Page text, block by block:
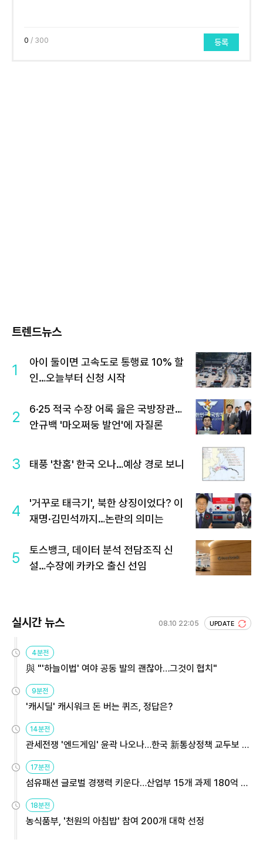
0 / 300 등록
트렌드뉴스
1
아이 둘이면 고속도로 통행료 10% 할
인…오늘부터 신청 시작
2
6·25 적국 수장 어록 읊은 국방장관…
안규백 '마오쩌둥 발언'에 자질론
3 태풍 '찬홈' 한국 오나…예상 경로 보니
4
'거꾸로 태극기', 북한 상징이었다? 이
재명·김민석까지…논란의 의미는
5
토스뱅크, 데이터 분석 전담조직 신
설…수장에 카카오 출신 선임
실시간 뉴스 08.10 22:05 UPDATE
4분전
與 "'하늘이법' 여야 공동 발의 괜찮아…그것이 협치"
9분전
'캐시딜' 캐시워크 돈 버는 퀴즈, 정답은?
14분전
관세전쟁 '엔드게임' 윤곽 나오나…한국 新통상정책 교두보 활
용해야
17분전
섬유패션 글로벌 경쟁력 키운다…산업부 15개 과제 180억 지
원
18분전
농식품부, '천원의 아침밥' 참여 200개 대학 선정